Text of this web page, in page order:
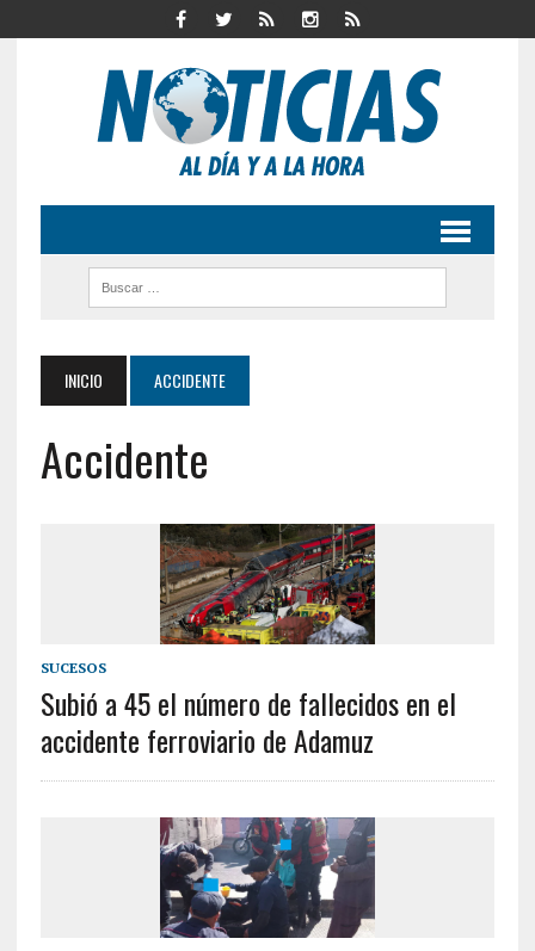
INICIO ACCIDENTE
Accidente
SUCESOS
Subió a 45 el número de fallecidos en el
accidente ferroviario de Adamuz